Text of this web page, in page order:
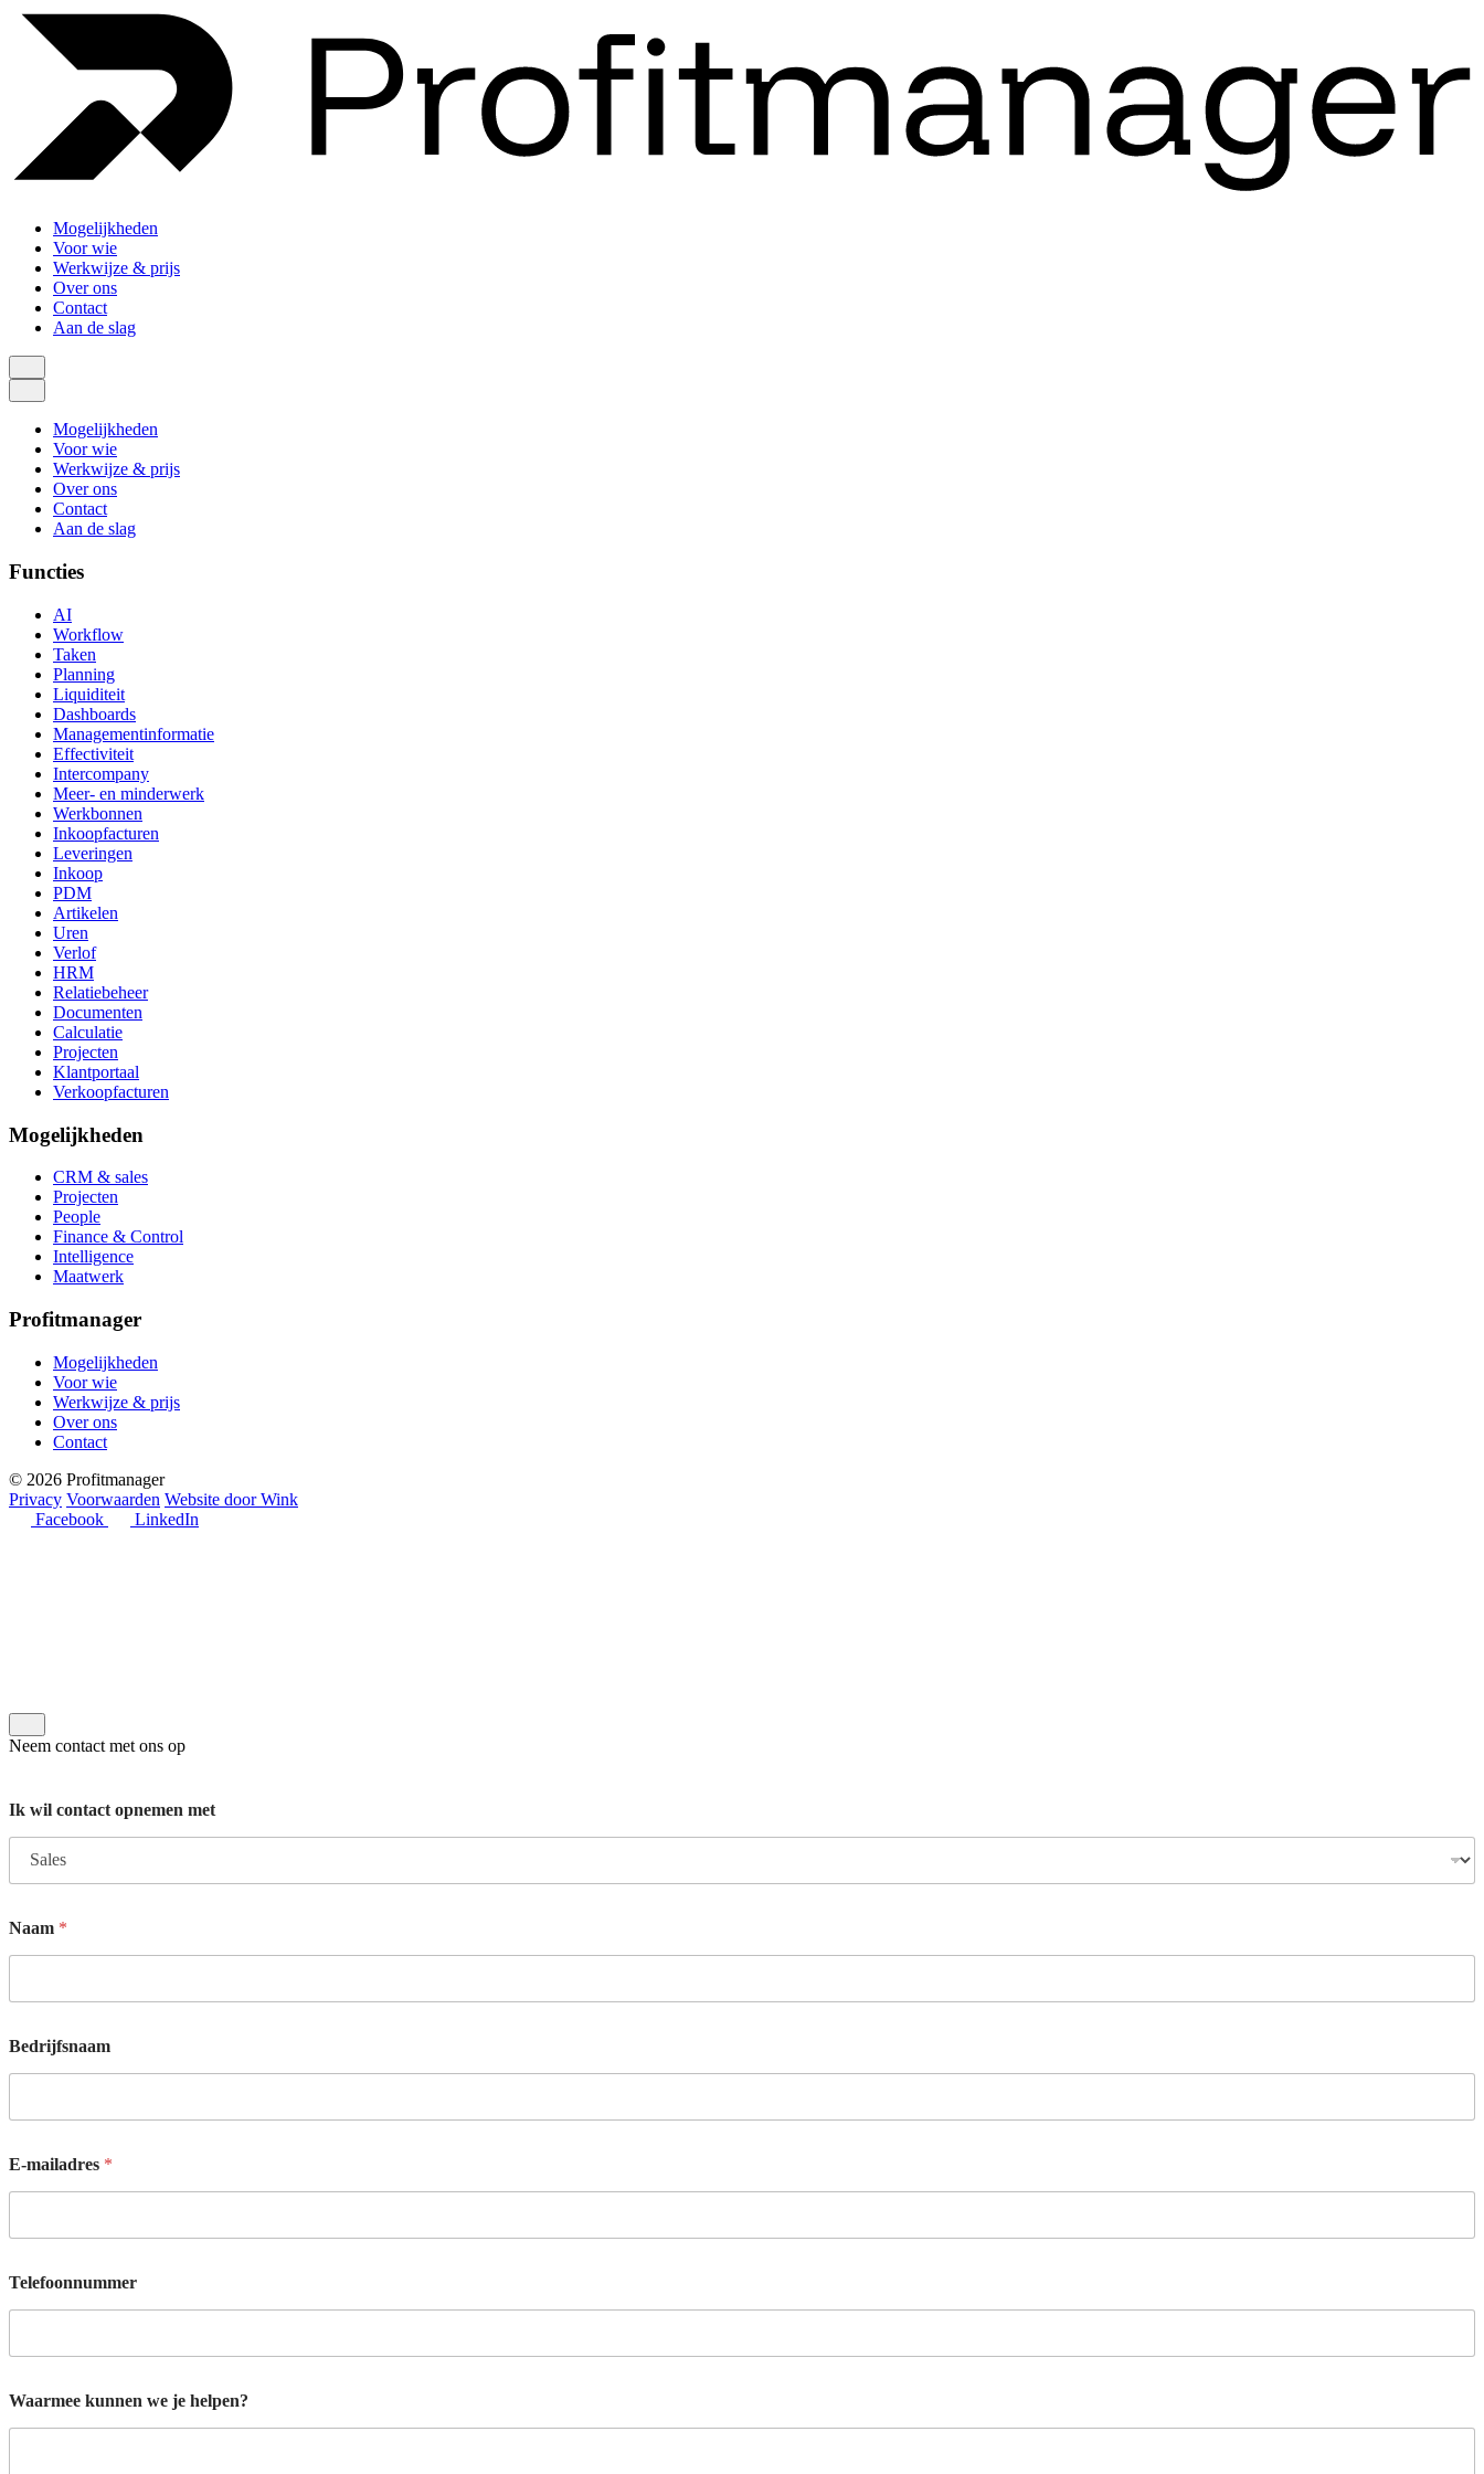
Mogelijkheden
Voor wie
Werkwijze & prijs
Over ons
Contact
Aan de slag
Mogelijkheden
Voor wie
Werkwijze & prijs
Over ons
Contact
Aan de slag
Functies
AI
Workflow
Taken
Planning
Liquiditeit
Dashboards
Managementinformatie
Effectiviteit
Intercompany
Meer- en minderwerk
Werkbonnen
Inkoopfacturen
Leveringen
Inkoop
PDM
Artikelen
Uren
Verlof
HRM
Relatiebeheer
Documenten
Calculatie
Projecten
Klantportaal
Verkoopfacturen
Mogelijkheden
CRM & sales
Projecten
People
Finance & Control
Intelligence
Maatwerk
Profitmanager
Mogelijkheden
Voor wie
Werkwijze & prijs
Over ons
Contact
© 2026 Profitmanager
Privacy Voorwaarden Website door Wink
Facebook
LinkedIn
Neem contact met ons op
Ik wil contact opnemen met
Naam *
Bedrijfsnaam
E-mailadres *
Telefoonnummer
e
d
Waarmee kunnen we je helpen?